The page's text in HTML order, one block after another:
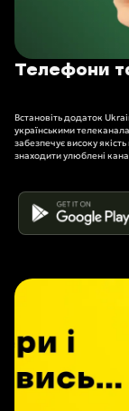
Телефони
Встановіть додаток
українськими
забезпечує високу
знаходити улюблені